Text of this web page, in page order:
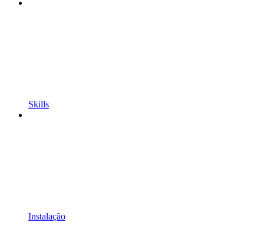
Skills
Instalação